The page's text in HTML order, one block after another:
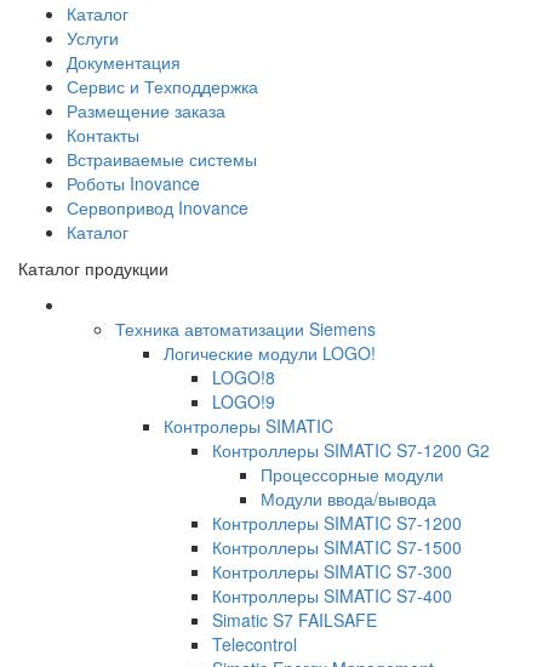
Каталог
Услуги
Документация
Сервис и Техподдержка
Размещение заказа
Контакты
Встраиваемые системы
Роботы Inovance
Сервопривод Inovance
Каталог
Каталог продукции
Техника автоматизации Siemens
Логические модули LOGO!
LOGO!8
LOGO!9
Контролеры SIMATIC
Контроллеры SIMATIC S7-1200 G2
Процессорные модули
Модули ввода/вывода
Контроллеры SIMATIC S7-1200
Контроллеры SIMATIC S7-1500
Контроллеры SIMATIC S7-300
Контроллеры SIMATIC S7-400
Simatic S7 FAILSAFE
Telecontrol